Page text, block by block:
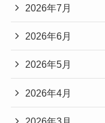
2026年7月
2026年6月
2026年5月
2026年4月